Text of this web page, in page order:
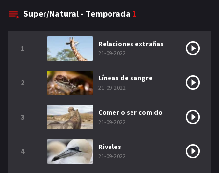
Super/Natural - Temporada 1
1 Relaciones extrañas
21-09-2022
2 Líneas de sangre
21-09-2022
3 Comer o ser comido
21-09-2022
4 Rivales
21-09-2022